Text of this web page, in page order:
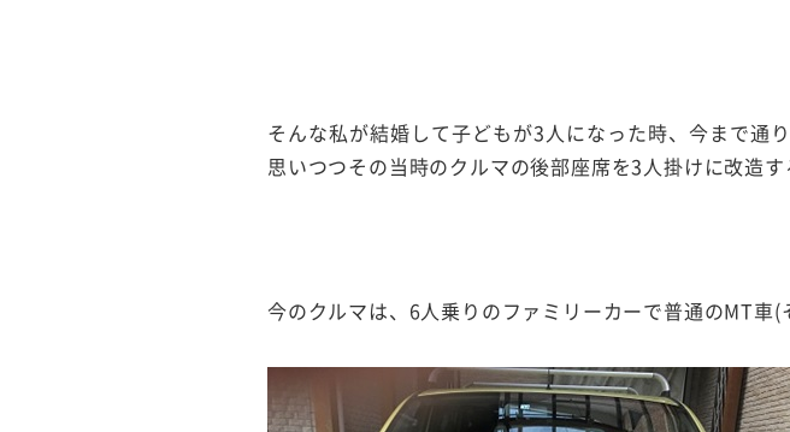
そんな私が結婚して子どもが3人になった時、今まで通
思いつつその当時のクルマの後部座席を3人掛けに改造
今のクルマは、6人乗りのファミリーカーで普通のMT車(